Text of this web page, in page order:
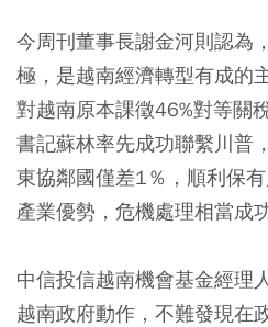
今周刊董事長謝金河則認為
極，是越南經濟轉型有成的
對越南原本課徵46%對等關
書記蘇林率先成功聯繫川普
東協鄰國僅差1％，順利保
產業優勢，危機處理相當成功
中信投信越南機會基金經理
越南政府動作，不難發現在